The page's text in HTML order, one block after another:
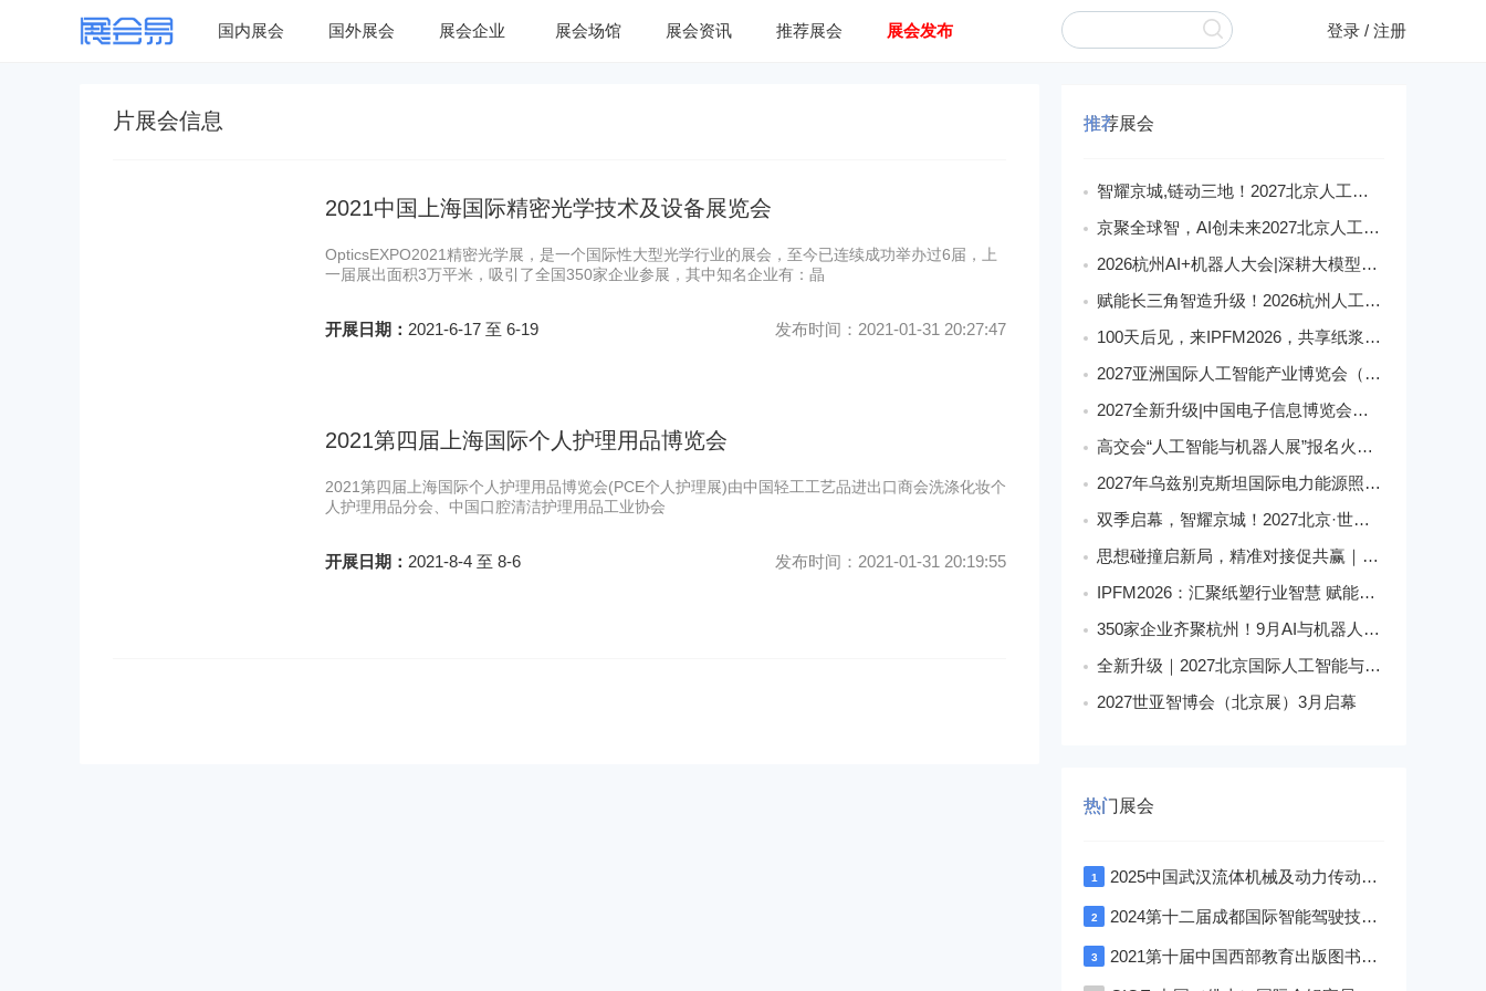
国内展会 国外展会 展会企业 展会场馆 展会资讯 推荐展会 展会发布 登录 / 注册
片展会信息
2021中国上海国际精密光学技术及设备展览会
OpticsEXPO2021精密光学展，是一个国际性大型光学行业的展会，至今已连续成功举办过6届，上
一届展出面积3万平米，吸引了全国350家企业参展，其中知名企业有：晶
开展日期： 2021-6-17 至 6-19 发布时间：2021-01-31 20:27:47
2021第四届上海国际个人护理用品博览会
2021第四届上海国际个人护理用品博览会(PCE个人护理展)由中国轻工工艺品进出口商会洗涤化妆个
人护理用品分会、中国口腔清洁护理用品工业协会
开展日期： 2021-8-4 至 8-6 发布时间：2021-01-31 20:19:55
推荐展会
智耀京城,链动三地！2027北京人工智能展构筑AI发展新生态
京聚全球智，AI创未来2027北京人工智能与机器人展全球启动
2026杭州AI+机器人大会|深耕大模型融合,激活智能产业新动能
赋能长三角智造升级！2026杭州人工智能与机器人展会9月启幕
100天后见，来IPFM2026，共享纸浆模塑产业红利
2027亚洲国际人工智能产业博览会（世亚智博会）全维度介绍
2027全新升级|中国电子信息博览会（深圳电子展）核心优势
高交会“人工智能与机器人展”报名火爆,机器人馆展位日趋稀缺
2027年乌兹别克斯坦国际电力能源照明展
双季启幕，智耀京城！2027北京·世亚智博会
思想碰撞启新局，精准对接促共赢｜美狮・华克2026中国餐饮包装创新发展大会圆满收官
IPFM2026：汇聚纸塑行业智慧 赋能高质健康发展
350家企业齐聚杭州！9月AI与机器人盛宴解锁科技新生态
全新升级｜2027北京国际人工智能与机器人展会落地朝阳馆
2027世亚智博会（北京展）3月启幕
热门展会
1 2025中国武汉流体机械及动力传动博览会
2 2024第十二届成都国际智能驾驶技术展览会
3 2021第十届中国西部教育出版图书文具与校服博览会—成渝双城展